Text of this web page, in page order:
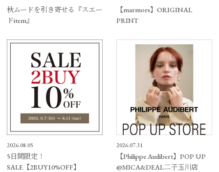
秋ムードを引き寄せる『スエー
ドitem』
【marmors】ORIGINAL
PRINT
2026.08.05
5日間限定！
SALE【2BUY10%OFF】
2026.07.31
【Philippe Audibert】POP UP
@MICA&DEAL二子玉川店